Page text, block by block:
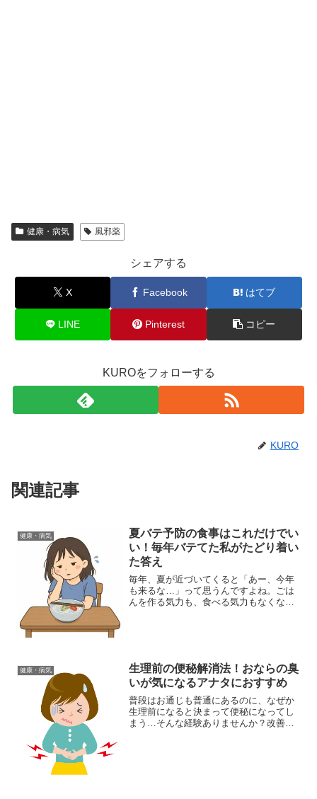
健康・病気 風邪薬
シェアする
X Facebook はてブ
LINE Pinterest コピー
KUROをフォローする
KURO
関連記事
健康・病気
夏バテ予防の食事はこれだけでい
い！毎年バテてた私がたどり着い
た答え
毎年、夏が近づいてくると「あー、今年
も来るな…」って思うんですよね。ごは
んを作る気力も、食べる気力もなくな
健康・病気
生理前の便秘解消法！おならの臭
いが気になるアナタにおすすめ
普段はお通じも普通にあるのに、なぜか
生理前になると決まって便秘になってし
まう…そんな経験ありませんか？改善方